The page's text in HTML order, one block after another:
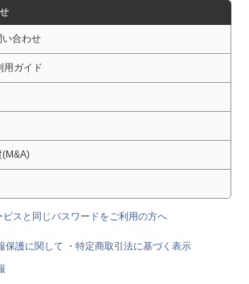
い合わせ
用ガイド
(M&A)
ビスと同じパスワードをご利用の方へ
保護に関して
・特定商取引法に基づく表示